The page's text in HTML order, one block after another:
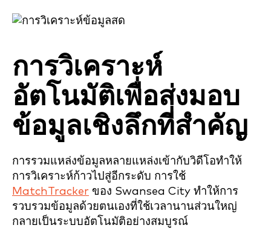
การวิเคราะห์
อัตโนมัติเพื่อส่งมอบ
ข้อมูลเชิงลึกที่สำคัญ
การรวมแหล่งข้อมูลหลายแหล่งเข้ากับวิดีโอทำให้
การวิเคราะห์ก้าวไปสู่อีกระดับ การใช้
MatchTracker ของ Swansea City ทำให้การ
รวบรวมข้อมูลด้วยตนเองที่ใช้เวลานานส่วนใหญ่
กลายเป็นระบบอัตโนมัติอย่างสมบูรณ์